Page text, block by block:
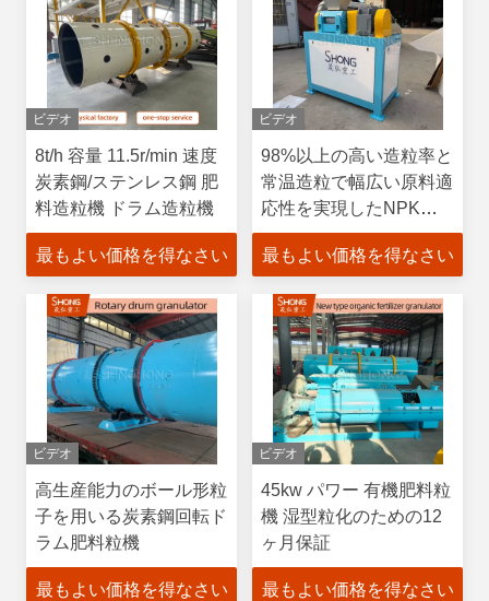
ビデオ
8t/h 容量 11.5r/min 速度
炭素鋼/ステンレス鋼 肥
料造粒機 ドラム造粒機
最もよい価格を得なさい
ビデオ
98%以上の高い造粒率と
常温造粒で幅広い原料適
応性を実現したNPK配
合肥料造粒機
最もよい価格を得なさい
ビデオ
高生産能力のボール形粒
子を用いる炭素鋼回転ド
ラム肥料粒機
最もよい価格を得なさい
ビデオ
45kw パワー 有機肥料粒
機 湿型粒化のための12
ヶ月保証
最もよい価格を得なさい